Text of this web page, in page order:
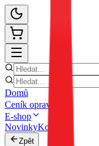
Domů
Ceník oprav
E-shop
NovinkyKontakt
Zpět